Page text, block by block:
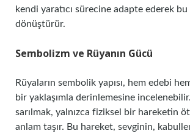
kendi yaratıcı sürecine adapte ederek bu
dönüştürür.
Sembolizm ve Rüyanın Gücü
Rüyaların sembolik yapısı, hem edebi
bir yaklaşımla derinlemesine
sarılmak, yalnızca fiziksel bir hareketin
anlam taşır. Bu hareket, sevginin,